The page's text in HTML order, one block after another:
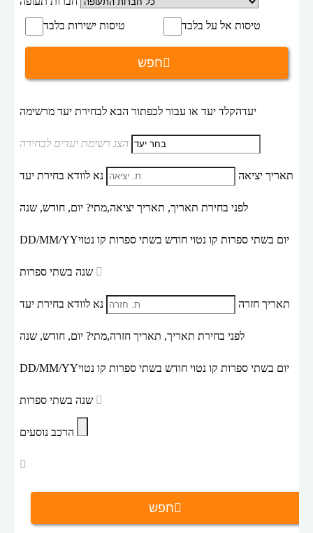
חפש
טיסות ישירות בלבד טיסות אל על בלבד
יעדהקלד יעד או עבור לכפתור הבא לבחירת יעד מרשימה
הצג רשימת יעדים לבחירה
תאריך יציאה נא לוודא בחירת יעד
לפני בחירת תאריך, תאריך יציאה,מתי? יום, חודש, שנה
DD/MM/YYיום בשתי ספרות קו נטוי חודש בשתי ספרות קו נטוי
תאריך חזרה נא לוודא בחירת יעד
לפני בחירת תאריך, תאריך חזרה,מתי? יום, חודש, שנה
DD/MM/YYיום בשתי ספרות קו נטוי חודש בשתי ספרות קו נטוי
הרכב נוסעים
חפש